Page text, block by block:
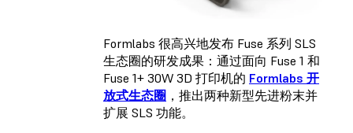
Formlabs 很高兴地发布 Fuse 系列 SLS
生态圈的研发成果：通过面向 Fuse 1 和
Fuse 1+ 30W 3D 打印机的 Formlabs 开
放式生态圈 ，推出两种新型先进粉末并
扩展 SLS 功能。